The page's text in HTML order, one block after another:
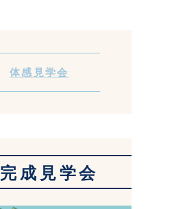
体感見学会
完成見学会